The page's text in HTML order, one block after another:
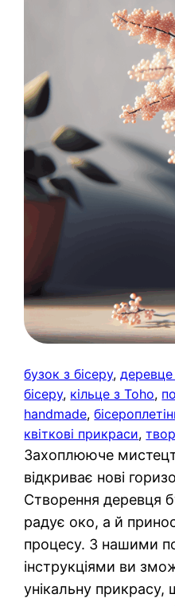
бузок з бісеру, деревце
бісеру, кільце з Toho,
handmade,
квіткові прикраси,
Захоплююче
відкриває нові
Створення деревця
радує око, а й
процесу. З нашими
інструкціями ви
унікальну